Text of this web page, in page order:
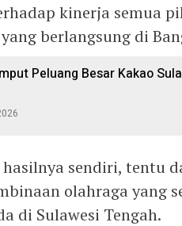
kinerja semua
berlangsung di
Peluang Besar Kakao
sendiri, tentu
olahraga yang
di Sulawesi Tengah.